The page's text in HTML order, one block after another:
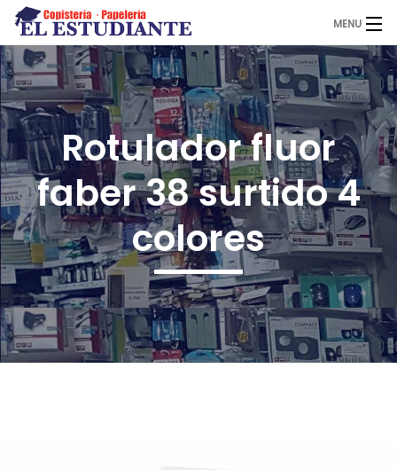
MENU
El Estudiante
Copistería
Papelería
Servicios
Novedades
Rotulador fluor
faber 38 surtido 4
colores